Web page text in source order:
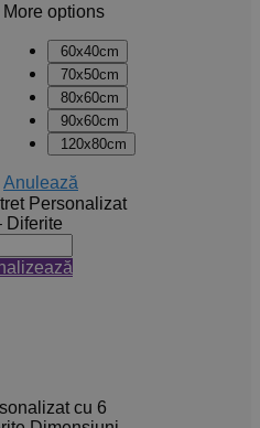
More options
60x40cm
70x50cm
80x60cm
90x60cm
120x80cm
Anulează
Personalizat
Diferite